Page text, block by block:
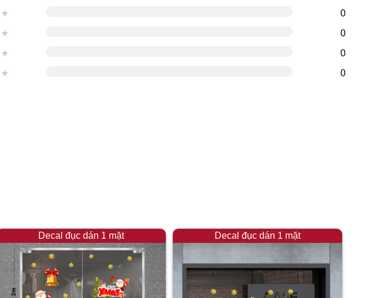
★
0
★
0
★
0
★ 0
Decal đục dán 1 mặt Decal đục dán 1 mặt